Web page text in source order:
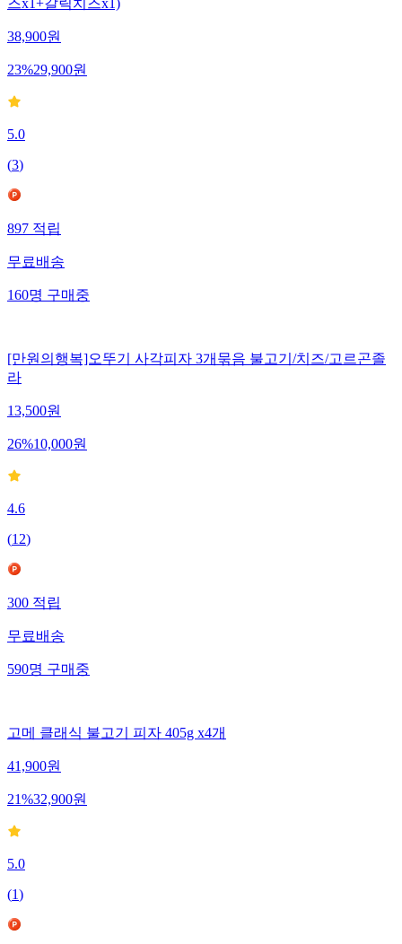
즈x1+갈릭치즈x1)
38,900원
23%29,900원
5.0
(3)
897적립
무료배송
160명구매중
[만원의행복]오뚜기 사각피자 3개묶음 불고기/치즈/고르곤졸
라
13,500원
26%10,000원
4.6
(12)
300적립
무료배송
590명구매중
고메 클래식 불고기 피자 405g x4개
41,900원
21%32,900원
5.0
(1)